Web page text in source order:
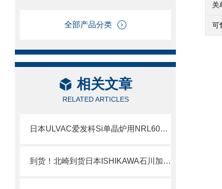
全部产品分类
相关文章
RELATED ARTICLES
日本ULVAC爱发科Si单晶炉用NRL60A干式真空泵北崎热卖
到货！北崎到货日本ISHIKAWA石川加热冷却型搅拌破碎机
关
可